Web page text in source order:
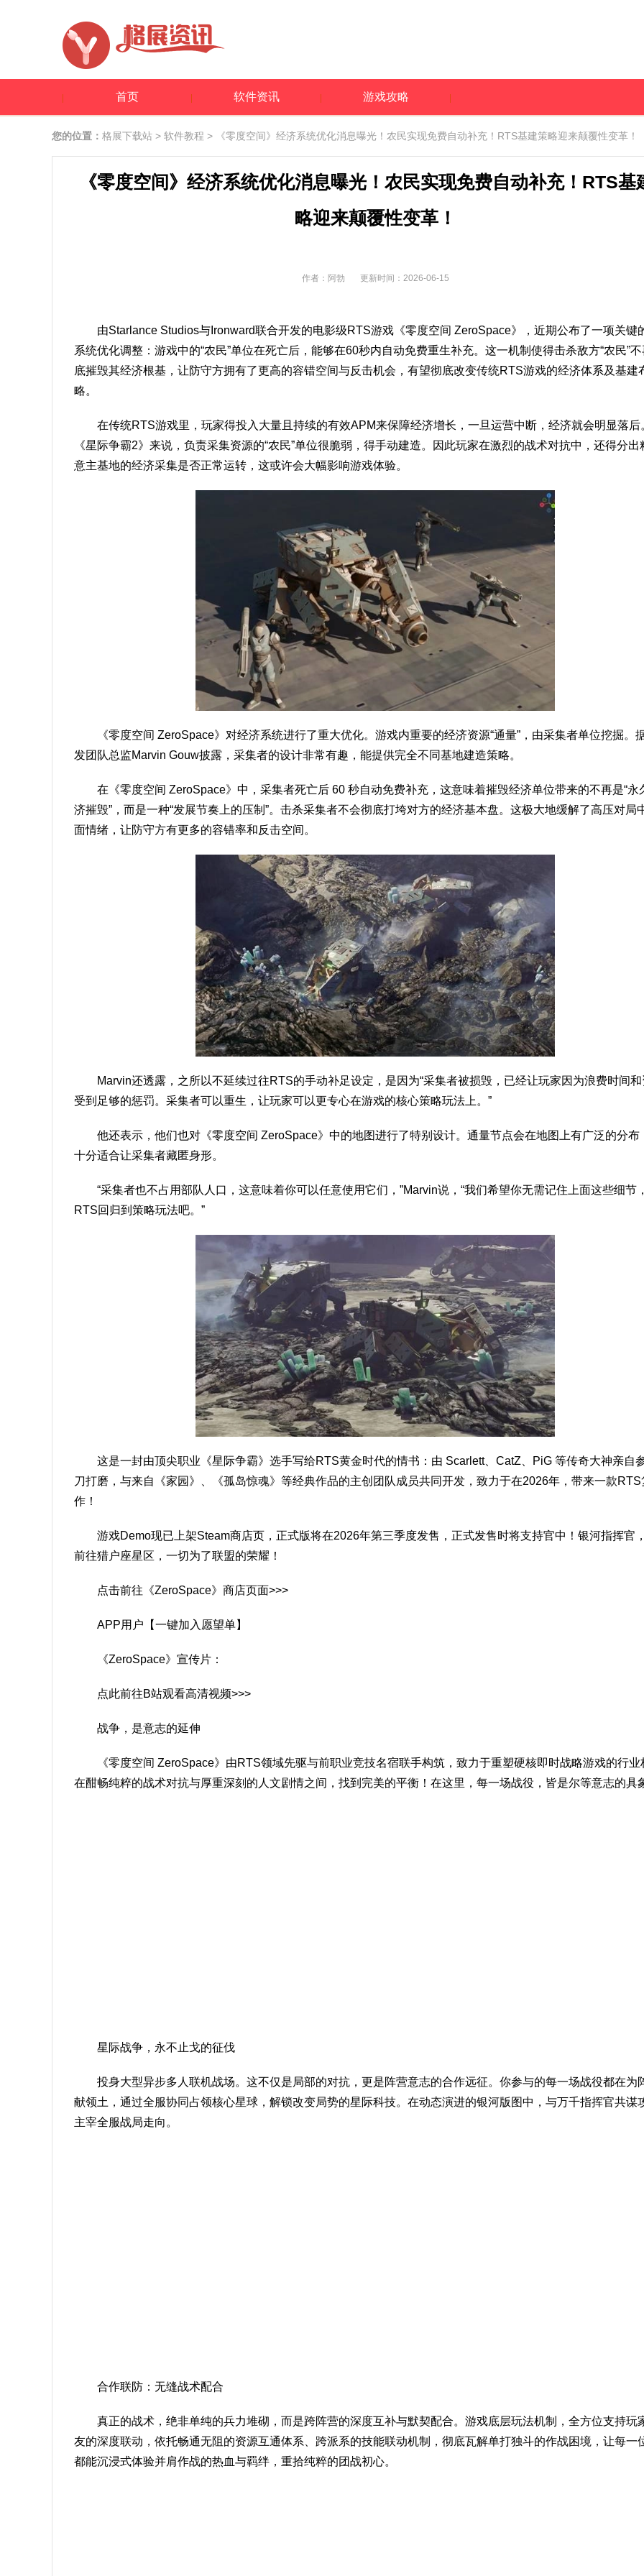
首页 软件资讯 游戏攻略
您的位置： 格展下载站 > 软件教程 > 《零度空间》经济系统优化消息曝光！农民实现免费自动补充！RTS基建策略迎来颠覆性变革！
《零度空间》经济系统优化消息曝光！农民实现免费自动补充！RTS基
略迎来颠覆性变革！
作者：阿勃 更新时间：2026-06-15
由Starlance Studios与Ironward联合开发的电影级RTS游戏《零度空间 ZeroSpace》，近期公布了一项关键
系统优化调整：游戏中的“农民”单位在死亡后，能够在60秒内自动免费重生补充。这一机制使得击杀敌方“农民”
底摧毁其经济根基，让防守方拥有了更高的容错空间与反击机会，有望彻底改变传统RTS游戏的经济体系及基建
略。
在传统RTS游戏里，玩家得投入大量且持续的有效APM来保障经济增长，一旦运营中断，经济就会明显落后
《星际争霸2》来说，负责采集资源的“农民”单位很脆弱，得手动建造。因此玩家在激烈的战术对抗中，还得分出
意主基地的经济采集是否正常运转，这或许会大幅影响游戏体验。
《零度空间 ZeroSpace》对经济系统进行了重大优化。游戏内重要的经济资源“通量”，由采集者单位挖掘。
发团队总监Marvin Gouw披露，采集者的设计非常有趣，能提供完全不同基地建造策略。
在《零度空间 ZeroSpace》中，采集者死亡后 60 秒自动免费补充，这意味着摧毁经济单位带来的不再是“永
济摧毁”，而是一种“发展节奏上的压制”。击杀采集者不会彻底打垮对方的经济基本盘。这极大地缓解了高压对局
面情绪，让防守方有更多的容错率和反击空间。
Marvin还透露，之所以不延续过往RTS的手动补足设定，是因为“采集者被损毁，已经让玩家因为浪费时间
受到足够的惩罚。采集者可以重生，让玩家可以更专心在游戏的核心策略玩法上。”
他还表示，他们也对《零度空间 ZeroSpace》中的地图进行了特别设计。通量节点会在地图上有广泛的分布
十分适合让采集者藏匿身形。
“采集者也不占用部队人口，这意味着你可以任意使用它们，”Marvin说，“我们希望你无需记住上面这些细节
RTS回归到策略玩法吧。”
这是一封由顶尖职业《星际争霸》选手写给RTS黄金时代的情书：由 Scarlett、CatZ、PiG 等传奇大神亲自
刀打磨，与来自《家园》、《孤岛惊魂》等经典作品的主创团队成员共同开发，致力于在2026年，带来一款RTS
作！
游戏Demo现已上架Steam商店页，正式版将在2026年第三季度发售，正式发售时将支持官中！银河指挥官
前往猎户座星区，一切为了联盟的荣耀！
点击前往《ZeroSpace》商店页面>>>
APP用户【一键加入愿望单】
《ZeroSpace》宣传片：
点此前往B站观看高清视频>>>
战争，是意志的延伸
《零度空间 ZeroSpace》由RTS领域先驱与前职业竞技名宿联手构筑，致力于重塑硬核即时战略游戏的行业
在酣畅纯粹的战术对抗与厚重深刻的人文剧情之间，找到完美的平衡！在这里，每一场战役，皆是尔等意志的具
星际战争，永不止戈的征伐
投身大型异步多人联机战场。这不仅是局部的对抗，更是阵营意志的合作远征。你参与的每一场战役都在为
献领土，通过全服协同占领核心星球，解锁改变局势的星际科技。在动态演进的银河版图中，与万千指挥官共谋
主宰全服战局走向。
合作联防：无缝战术配合
真正的战术，绝非单纯的兵力堆砌，而是跨阵营的深度互补与默契配合。游戏底层玩法机制，全方位支持玩
友的深度联动，依托畅通无阻的资源互通体系、跨派系的技能联动机制，彻底瓦解单打独斗的作战困境，让每一
都能沉浸式体验并肩作战的热血与羁绊，重拾纯粹的团战初心。